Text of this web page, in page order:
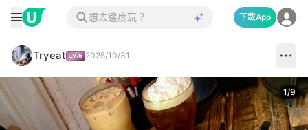
下載App
Tryeat 2025/10/31
1/9